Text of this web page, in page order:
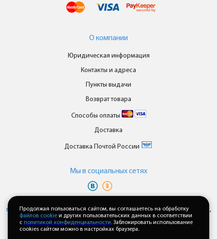
О компании
Юридическая информация
Контакты и адреса
Пункты выдачи
Возврат товара
Способы оплаты
Доставка
Доставка Почтой России
Мы в cоциальных сетях
персональных данныхипользовательского соглашениякаждый раз,
когда оставляете свои данные в любой форме обратной связи на
сайте enkor24.ru
Продолжая пользоваться сайтом, вы соглашаетесь на обработку
файлов cookie и других пользовательских данных в соответствии
с политикой конфиденциальности. Заблокировать использование
cookies сайтом можно в настройках браузера.